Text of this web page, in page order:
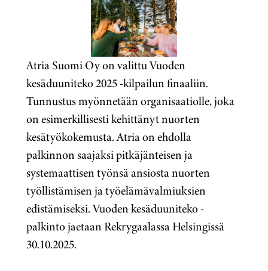
Atria Suomi Oy on valittu Vuoden
kesäduuniteko 2025 -kilpailun finaaliin.
Tunnustus myönnetään organisaatiolle, joka
on esimerkillisesti kehittänyt nuorten
kesätyökokemusta. Atria on ehdolla
palkinnon saajaksi pitkäjänteisen ja
systemaattisen työnsä ansiosta nuorten
työllistämisen ja työelämävalmiuksien
edistämiseksi.Vuoden kesäduuniteko -
palkinto jaetaan Rekrygaalassa Helsingissä
30.10.2025.